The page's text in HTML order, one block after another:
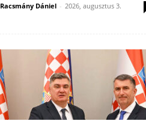
Racsmány Dániel - 2026, augusztus 3.